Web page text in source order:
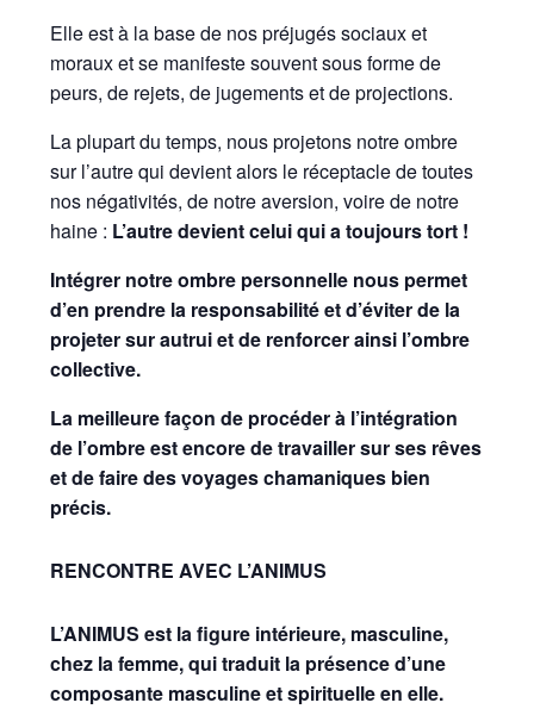
Elle est à la base de nos préjugés sociaux et
moraux et se manifeste souvent sous forme de
peurs, de rejets, de jugements et de projections.
La plupart du temps, nous projetons notre ombre
sur l’autre qui devient alors le réceptacle de toutes
nos négativités, de notre aversion, voire de notre
haine : L’autre devient celui qui a toujours tort !
Intégrer notre ombre personnelle nous permet
d’en prendre la responsabilité et d’éviter de la
projeter sur autrui et de renforcer ainsi l’ombre
collective.
La meilleure façon de procéder à l’intégration
de l’ombre est encore de travailler sur ses rêves
et de faire des voyages chamaniques bien
précis.
RENCONTRE AVEC L’ANIMUS
L’ANIMUS est la figure intérieure, masculine,
chez la femme, qui traduit la présence d’une
composante masculine et spirituelle en elle.